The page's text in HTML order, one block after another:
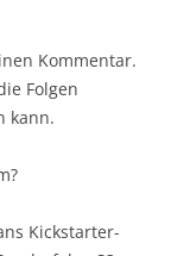
Kommentar.
Folgen
kann.
Kickstarter-